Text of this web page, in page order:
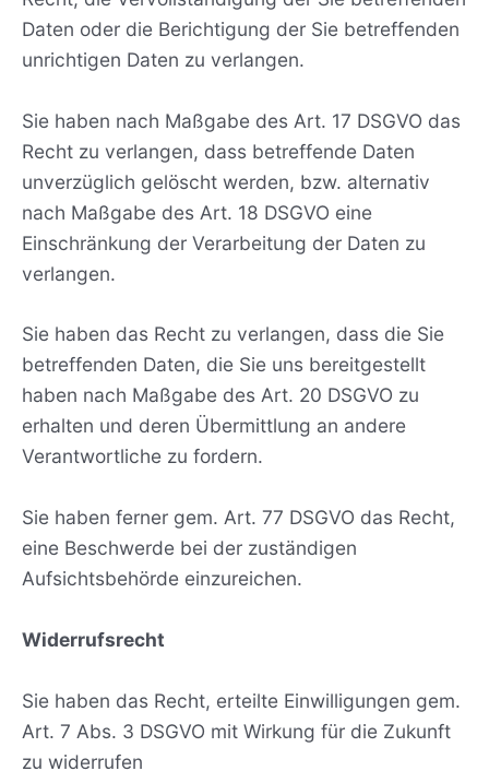
Daten oder die Berichtigung der Sie betreffenden
unrichtigen Daten zu verlangen.
Sie haben nach Maßgabe des Art. 17 DSGVO das
Recht zu verlangen, dass betreffende Daten
unverzüglich gelöscht werden, bzw. alternativ
nach Maßgabe des Art. 18 DSGVO eine
Einschränkung der Verarbeitung der Daten zu
verlangen.
Sie haben das Recht zu verlangen, dass die Sie
betreffenden Daten, die Sie uns bereitgestellt
haben nach Maßgabe des Art. 20 DSGVO zu
erhalten und deren Übermittlung an andere
Verantwortliche zu fordern.
Sie haben ferner gem. Art. 77 DSGVO das Recht,
eine Beschwerde bei der zuständigen
Aufsichtsbehörde einzureichen.
Widerrufsrecht
Sie haben das Recht, erteilte Einwilligungen gem.
Art. 7 Abs. 3 DSGVO mit Wirkung für die Zukunft
zu widerrufen